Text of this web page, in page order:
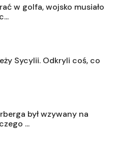
w golfa, wojsko musiało
Sycylii. Odkryli coś, co
był wzywany na
...